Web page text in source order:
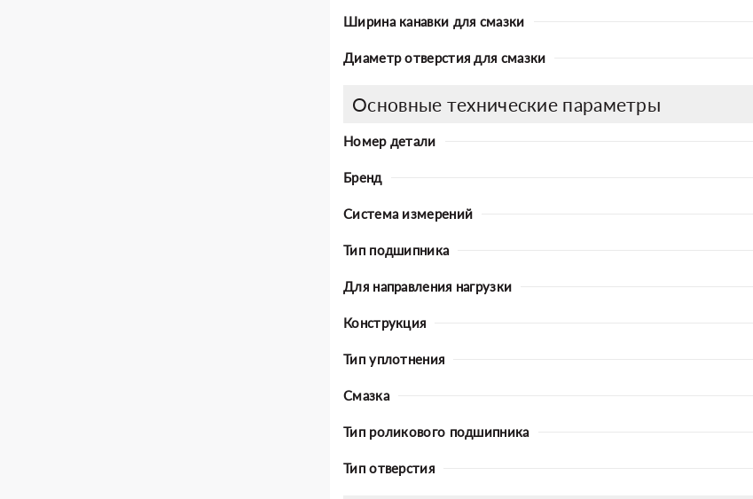
Ширина канавки для смазки
Диаметр отверстия для смазки
Основные технические параметры
Номер детали
Бренд
Система измерений
Тип подшипника
Для направления нагрузки
Конструкция
Тип уплотнения
Смазка
Тип роликового подшипника
Тип отверстия